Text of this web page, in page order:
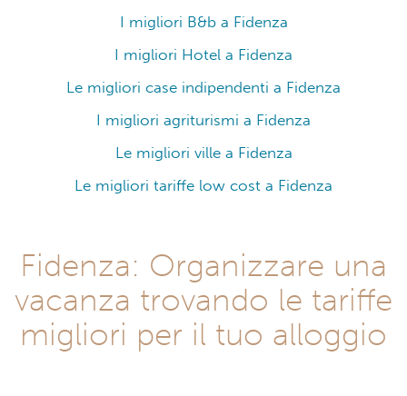
I migliori B&b a Fidenza
I migliori Hotel a Fidenza
Le migliori case indipendenti a Fidenza
I migliori agriturismi a Fidenza
Le migliori ville a Fidenza
Le migliori tariffe low cost a Fidenza
Fidenza: Organizzare una
vacanza trovando le tariffe
migliori per il tuo alloggio